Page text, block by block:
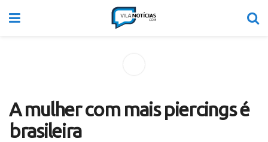
A mulher com mais piercings é
brasileira